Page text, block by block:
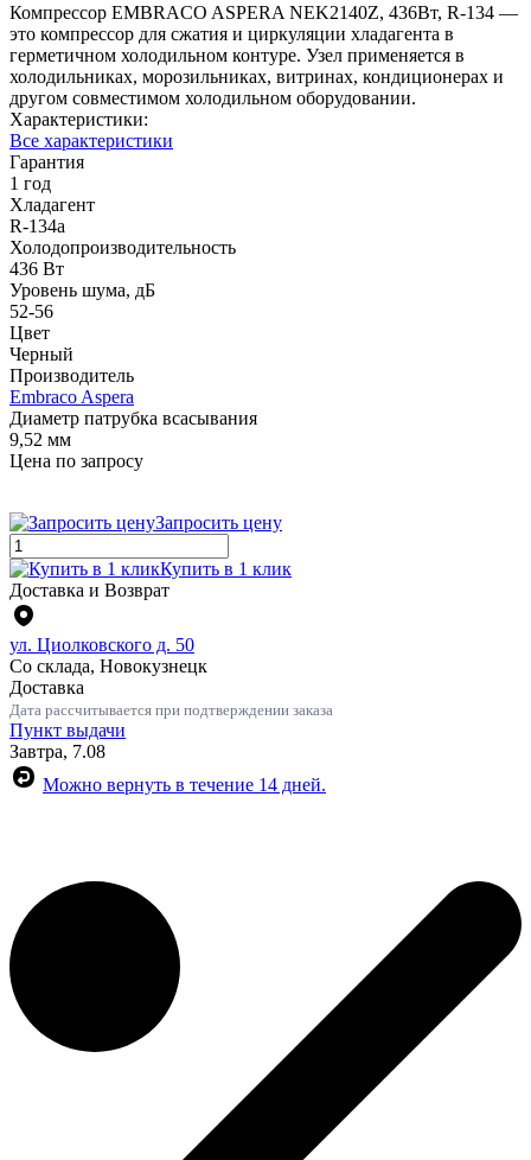
Компрессор EMBRACO ASPERA NEK2140Z, 436Вт, R-134 —
это компрессор для сжатия и циркуляции хладагента в
герметичном холодильном контуре. Узел применяется в
холодильниках, морозильниках, витринах, кондиционерах и
другом совместимом холодильном оборудовании.
Характеристики:
Все характеристики
Гарантия
1 год
Хладагент
R-134a
Холодопроизводительность
436 Вт
Уровень шума, дБ
52-56
Цвет
Черный
Производитель
Embraco Aspera
Диаметр патрубка всасывания
9,52 мм
Цена по запросу
Запросить цену
Купить в 1 клик
Доставка и Возврат
ул. Циолковского д. 50
Со склада, Новокузнецк
Доставка
Дата рассчитывается при подтверждении заказа
Пункт выдачи
Завтра, 7.08
Можно вернуть в течение 14 дней.